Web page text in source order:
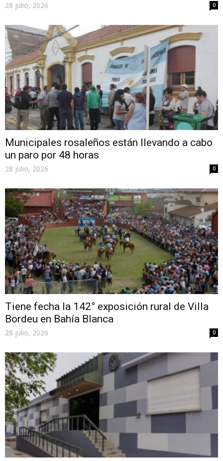
28 julio, 2026 0
Municipales rosaleños están llevando a cabo
un paro por 48 horas
28 julio, 2026 0
Tiene fecha la 142° exposición rural de Villa
Bordeu en Bahía Blanca
28 julio, 2026 0